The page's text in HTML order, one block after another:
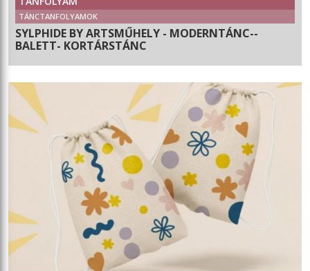
TÁNCTANFOLYAMOK
SYLPHIDE BY ARTSMŰHELY - MODERNTÁNC--
BALETT- KORTÁRSTÁNC